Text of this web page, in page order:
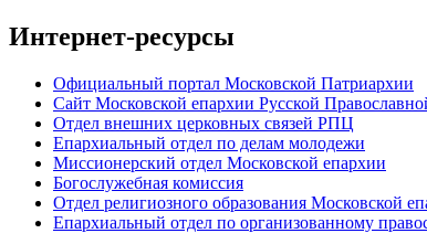
Интернет-ресурсы
Официальный портал Московской Патриархии
Сайт Московской епархии Русской
Отдел внешних церковных связей РПЦ
Епархиальный отдел по делам молодежи
Миссионерский отдел Московской епархии
Богослужебная комиссия
Отдел религиозного образования Московской
Епархиальный отдел по организованному